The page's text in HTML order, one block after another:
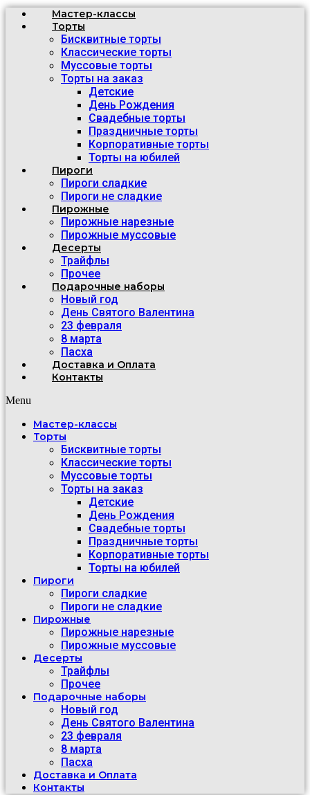
Мастер-классы
Торты
Бисквитные торты
Классические торты
Муссовые торты
Торты на заказ
Детские
День Рождения
Свадебные торты
Праздничные торты
Корпоративные торты
Торты на юбилей
Пироги
Пироги сладкие
Пироги не сладкие
Пирожные
Пирожные нарезные
Пирожные муссовые
Десерты
Трайфлы
Прочее
Подарочные наборы
Новый год
День Святого Валентина
23 февраля
8 марта
Пасха
Доставка и Оплата
Контакты
Menu
Мастер-классы
Торты
Бисквитные торты
Классические торты
Муссовые торты
Торты на заказ
Детские
День Рождения
Свадебные торты
Праздничные торты
Корпоративные торты
Торты на юбилей
Пироги
Пироги сладкие
Пироги не сладкие
Пирожные
Пирожные нарезные
Пирожные муссовые
Десерты
Трайфлы
Прочее
Подарочные наборы
Новый год
День Святого Валентина
23 февраля
8 марта
Пасха
Доставка и Оплата
Контакты